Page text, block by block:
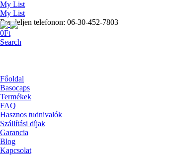
My List
My List
Rendeljen telefonon: 06-30-452-7803
0Ft
Search
Főoldal
Basocaps
Termékek
FAQ
Hasznos tudnivalók
Szállítási díjak
Garancia
Blog
Kapcsolat